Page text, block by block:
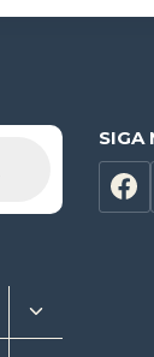
Alternar
menu
SIGA